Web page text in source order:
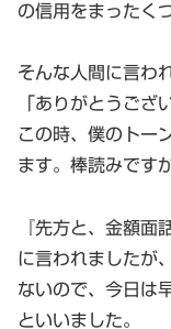
の信用をまったく
そんな人間に言わ
「ありがとうござ
この時、僕のトー
ます。棒読みです
『先方と、金額面
に言われましたが
ないので、今日は
といいました。